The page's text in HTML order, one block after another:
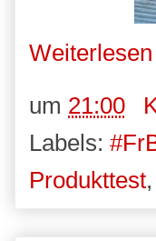
um 21:00
Labels:
Produkttest,